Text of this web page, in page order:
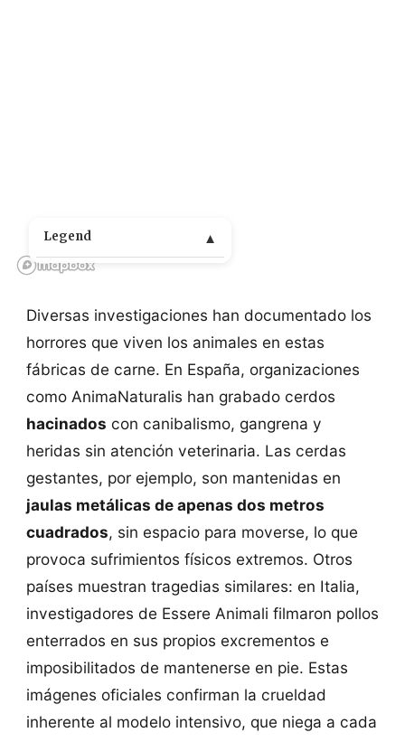
Diversas investigaciones han documentado los
horrores que viven los animales en estas
fábricas de carne. En España, organizaciones
como AnimaNaturalis han grabado cerdos
hacinados con canibalismo, gangrena y
heridas sin atención veterinaria. Las cerdas
gestantes, por ejemplo, son mantenidas en
jaulas metálicas de apenas dos metros
cuadrados, sin espacio para moverse, lo que
provoca sufrimientos físicos extremos. Otros
países muestran tragedias similares: en Italia,
investigadores de Essere Animali filmaron pollos
enterrados en sus propios excrementos e
imposibilitados de mantenerse en pie. Estas
imágenes oficiales confirman la crueldad
inherente al modelo intensivo, que niega a cada